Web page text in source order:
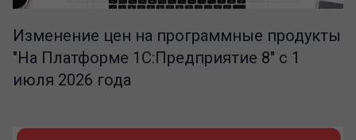
Изменение цен на программные продукты
"На Платформе 1С:Предприятие 8" с 1
июля 2026 года